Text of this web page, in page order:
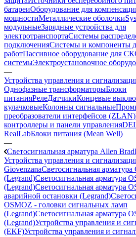
батареиОборудование для
мощностиМеталлические оболочки
модульныеЗарядные устройства для
электротранспортаСистемы
подключенияСистемы и компоненты
работПассивное оборудование для
системыЭлектроустановочное
—
Устройства управления и
Однофазные трансформаторыБлоки
питанияРелеДатчикиКонцевые
кулачковыеКолонны сигнальные
преобразователи интерфейсов (ZLAN)
контроллеры и панели управления
RealLabБлоки питания (Mean Well)
—
Светосигнальная арматура Allen
Устройства управления и
GiovenzanaСветосигнальная
(Legrand)Светосигнальная арматура
(Legrand)Светосигнальная арматура
аварийной остановки (Legrand)
OSMOZ - головки сигнальных ламп
(Legrand)Светосигнальная арматура
(Legrand)Устройства управления и
(EKF)Устройства управления и